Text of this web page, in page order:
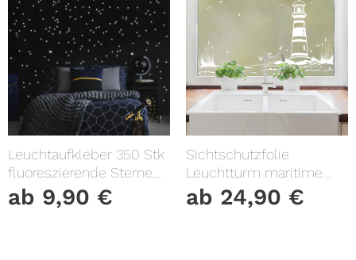
Leuchtaufkleber 350 Stk
fluoreszierende Sterne
und Punkte leuchten im
Dunklen Kinderzimmer
ab 9,90 €
Sichtschutzfolie
Leuchtturm maritime
Fensterfolie Fensterdeko
Milchglasfolie
ab 24,90 €